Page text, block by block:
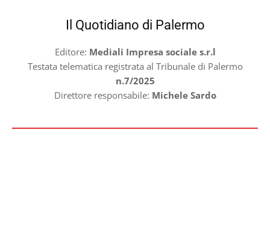
Il Quotidiano di Palermo
Editore: Mediali Impresa sociale s.r.l
Testata telematica registrata al Tribunale di Palermo
n.7/2025
Direttore responsabile: Michele Sardo